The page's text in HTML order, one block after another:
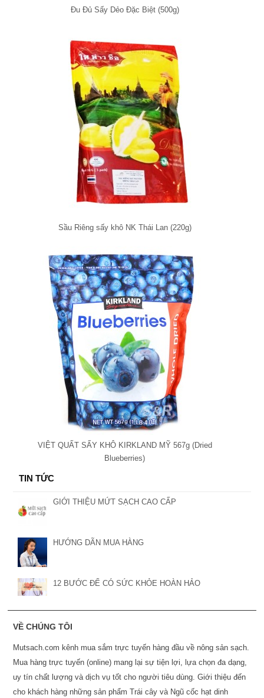
Đu Đủ Sấy Dẻo Đặc Biệt (500g)
Sầu Riêng sấy khô NK Thái Lan (220g)
VIỆT QUẤT SẤY KHÔ KIRKLAND MỸ 567g (Dried
Blueberries)
TIN TỨC
GIỚI THIỆU MỨT SẠCH CAO CẤP
HƯỚNG DÃN MUA HÀNG
12 BƯỚC ĐỂ CÓ SỨC KHỎE HOÀN HẢO
VỀ CHÚNG TÔI
Mutsach.com kênh mua sắm trực tuyến hàng đầu về nông sản sạch.
Mua hàng trực tuyến (online) mang lại sự tiện lợi, lựa chọn đa dạng,
uy tín chất lượng và dịch vụ tốt cho người tiêu dùng. Giới thiệu đến
cho khách hàng những sản phẩm Trái cây và Ngũ cốc hạt dinh